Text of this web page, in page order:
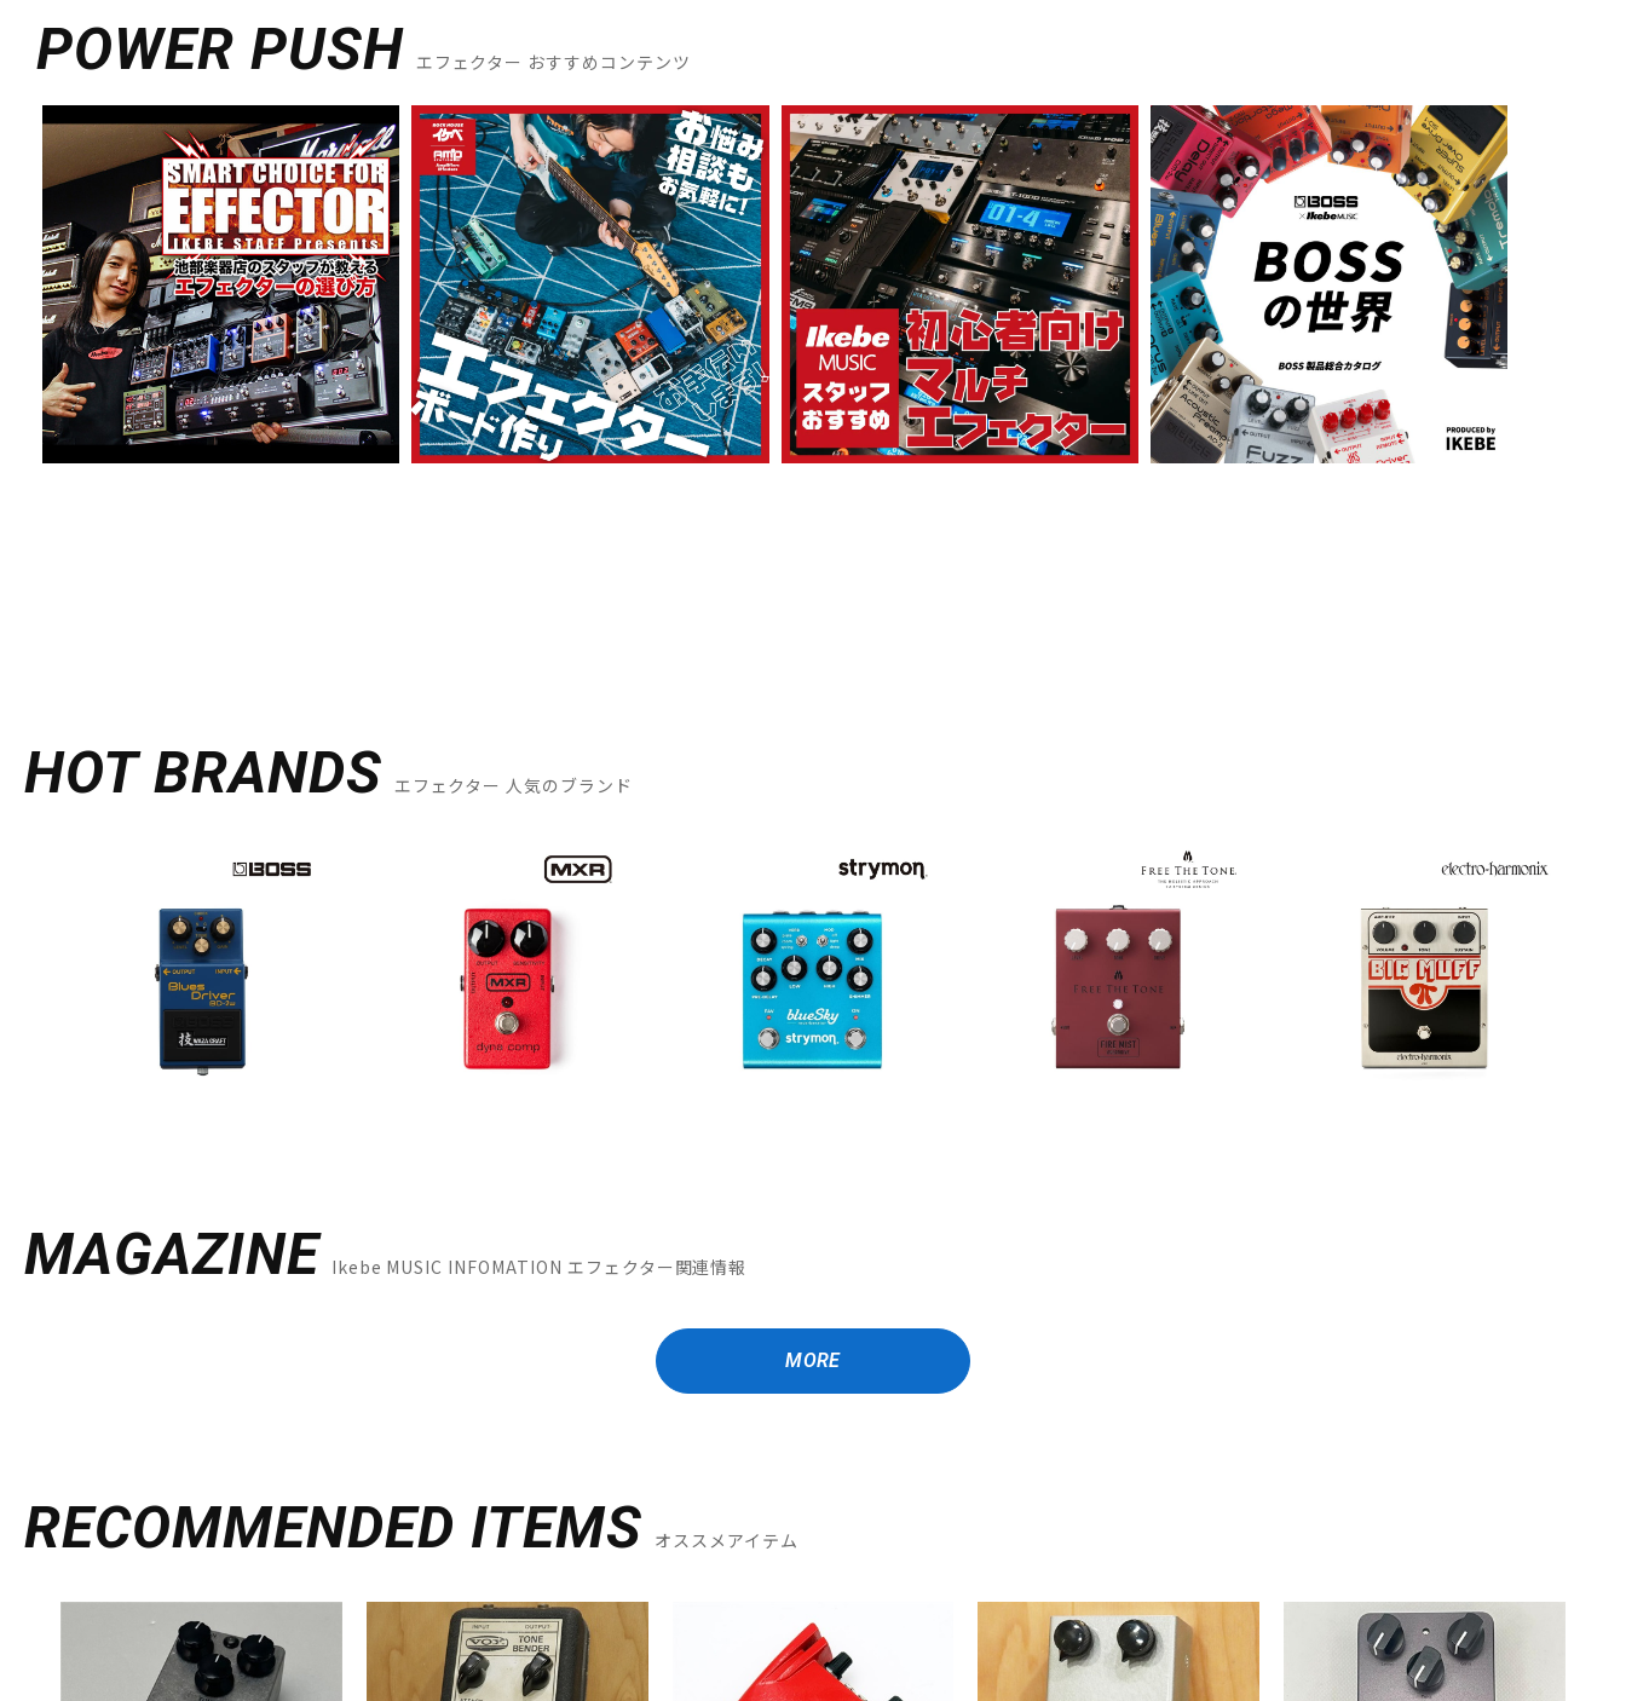
POWER PUSH エフェクター おすすめコンテンツ
HOT BRANDS エフェクター 人気のブランド
MAGAZINE Ikebe MUSIC INFOMATION エフェクター関連情報
MORE
RECOMMENDED ITEMS オススメアイテム